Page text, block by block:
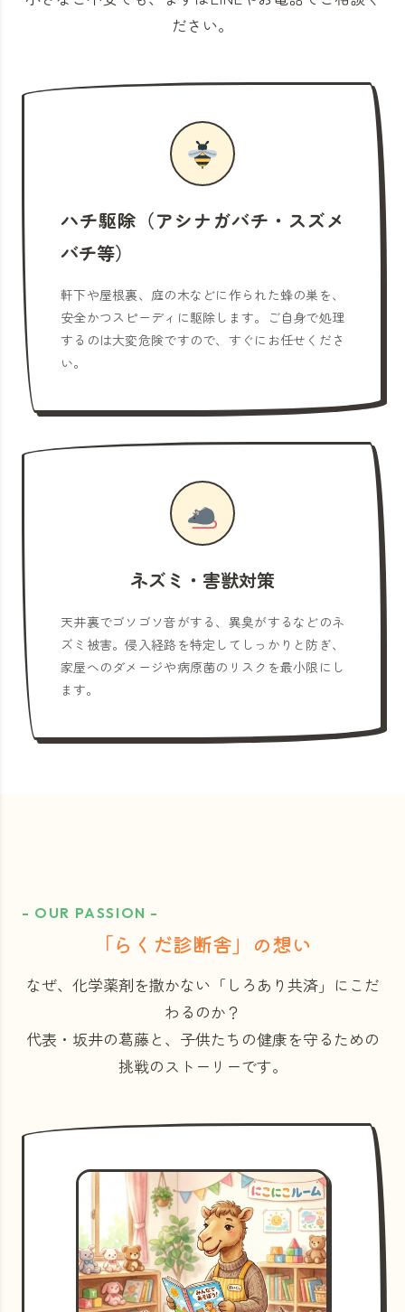
ださい。
ハチ駆除（アシナガバチ・スズメ
バチ等）
軒下や屋根裏、庭の木などに作られた蜂の巣を、
安全かつスピーディに駆除します。ご自身で処理
するのは大変危険ですので、すぐにお任せくださ
い。
ネズミ・害獣対策
天井裏でゴソゴソ音がする、異臭がするなどのネ
ズミ被害。侵入経路を特定してしっかりと防ぎ、
家屋へのダメージや病原菌のリスクを最小限にし
ます。
- OUR PASSION -
「らくだ診断舎」の想い
なぜ、化学薬剤を撒かない「しろあり共済」にこだ
わるのか？
代表・坂井の葛藤と、子供たちの健康を守るための
挑戦のストーリーです。